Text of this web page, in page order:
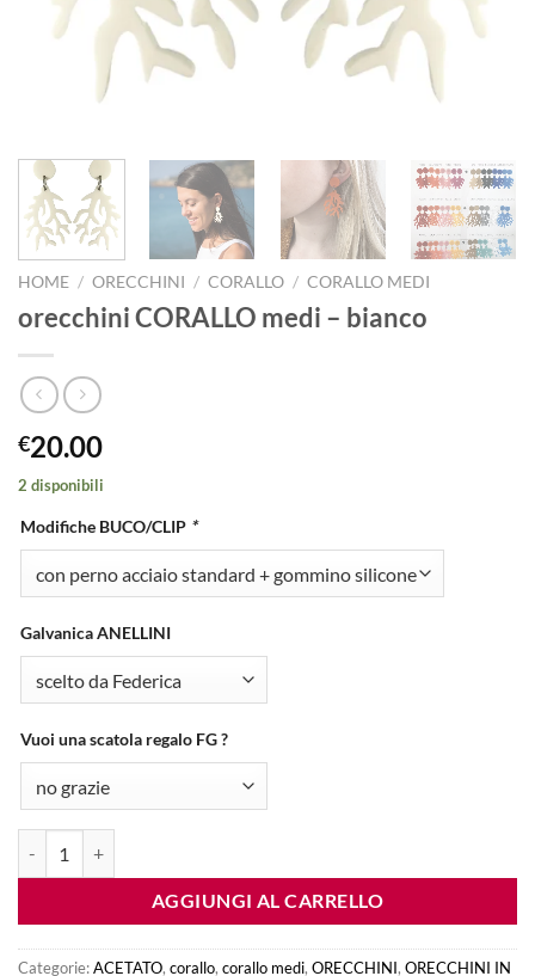
HOME / ORECCHINI / CORALLO / CORALLO MEDI
orecchini CORALLO medi – bianco
€20.00
2 disponibili
Modifiche BUCO/CLIP *
Galvanica ANELLINI
Vuoi una scatola regalo FG ?
AGGIUNGI AL CARRELLO
Categorie:ACETATO, corallo, corallo medi, ORECCHINI, ORECCHINI IN